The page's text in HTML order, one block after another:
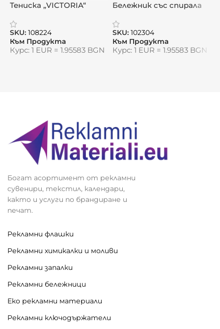
Тениска „VICTORIA“
SKU: 108224
Към Продукта
Курс: 1 EUR = 1.95583 BGN
Бележник със спирала
SKU: 102304
Към Продукта
Курс: 1 EUR = 1.95583 BGN
Богат асортимент от рекламни
сувенири, текстил, календари,
както и услуги по брандиране и
печат.
Рекламни флашки
Рекламни химикалки и моливи
Рекламни запалки
Рекламни бележници
Еко рекламни материали
Рекламни ключодържатели